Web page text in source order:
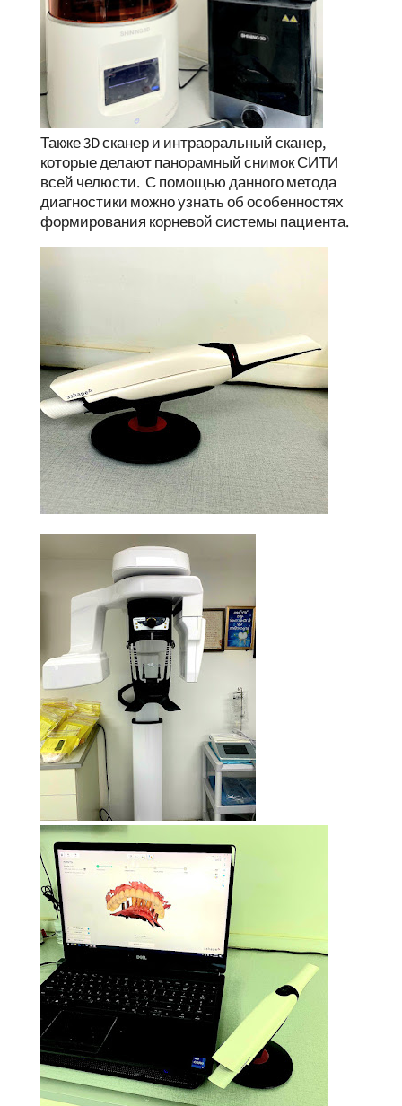
Также 3D сканер и интраоральный сканер,
которые делают панорамный снимок СИТИ
всей челюсти. С помощью данного метода
диагностики можно узнать об особенностях
формирования корневой системы пациента.